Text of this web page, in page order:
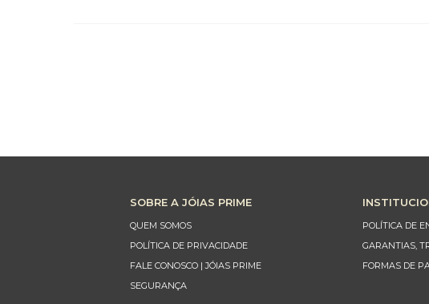
SOBRE A JÓIAS PRIME
QUEM SOMOS
POLÍTICA DE PRIVACIDADE
FALE CONOSCO | JÓIAS PRIME
SEGURANÇA
POLÍTICA DE
GARANTIAS,
FORMAS DE